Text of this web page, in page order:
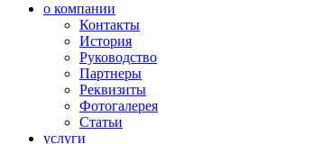
о компании
Контакты
История
Руководство
Партнеры
Реквизиты
Фотогалерея
Статьи
услуги